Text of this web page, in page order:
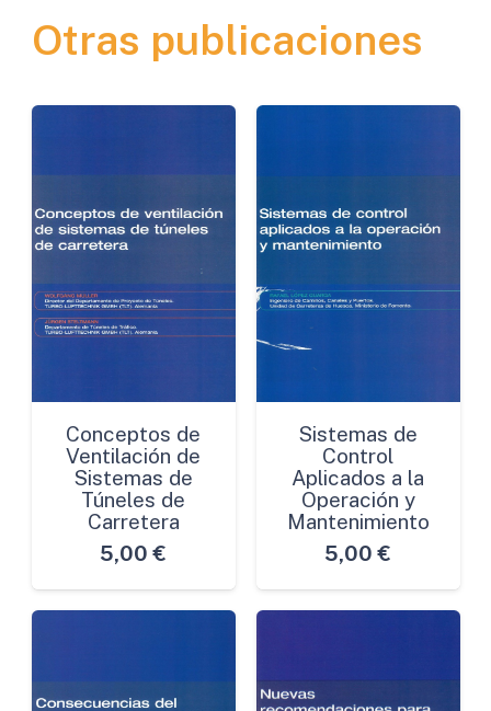
de
la
Otras publicaciones
Conceptos de
Ventilación de
Sistemas de
Túneles de
Carretera
5,00 €
Sistemas de
Control
Aplicados a la
Operación y
Mantenimiento
5,00 €